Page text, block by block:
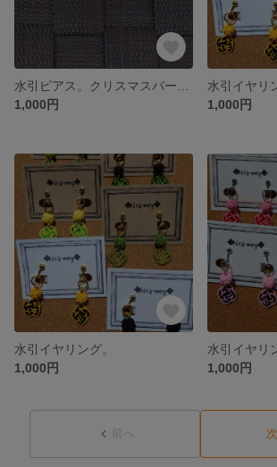
1,000円
水引イヤリ
1,000円
水引イヤリング。
1,000円
水引イヤリ
1,000円
前へ